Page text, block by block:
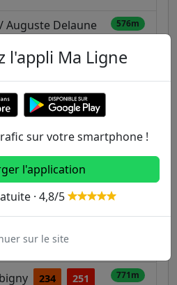
Auguste Delaune 576m
Pablo Picasso
Commercial /
234
251
689m
147
234
251
771m
l'appli Ma Ligne
sur votre smartphone !
l'application
· 4,8/5
sur le site